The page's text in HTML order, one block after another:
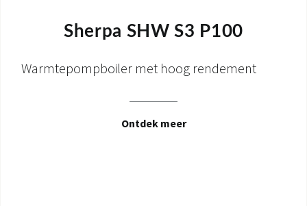
Sherpa SHW S3 P100
Warmtepompboiler met hoog rendement
Ontdek meer